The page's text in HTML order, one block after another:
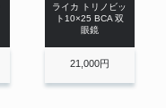
ライカ トリノビッ
ト10×25 BCA 双
眼鏡
21,000円